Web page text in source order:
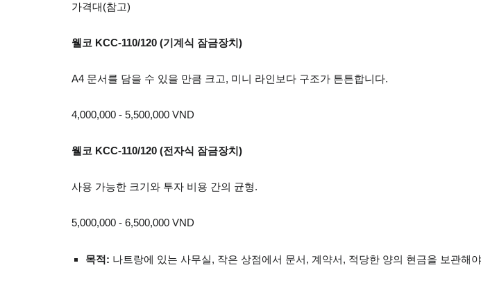
가격대(참고)
웰코 KCC-110/120 (기계식 잠금장치)
A4 문서를 담을 수 있을 만큼 크고, 미니 라인보다 구조가 튼튼합니다.
4,000,000 - 5,500,000 VND
웰코 KCC-110/120 (전자식 잠금장치)
사용 가능한 크기와 투자 비용 간의 균형.
5,000,000 - 6,500,000 VND
목적: 나트랑에 있는 사무실, 작은 상점에서 문서, 계약서, 적당한 양의 현금을 보관해